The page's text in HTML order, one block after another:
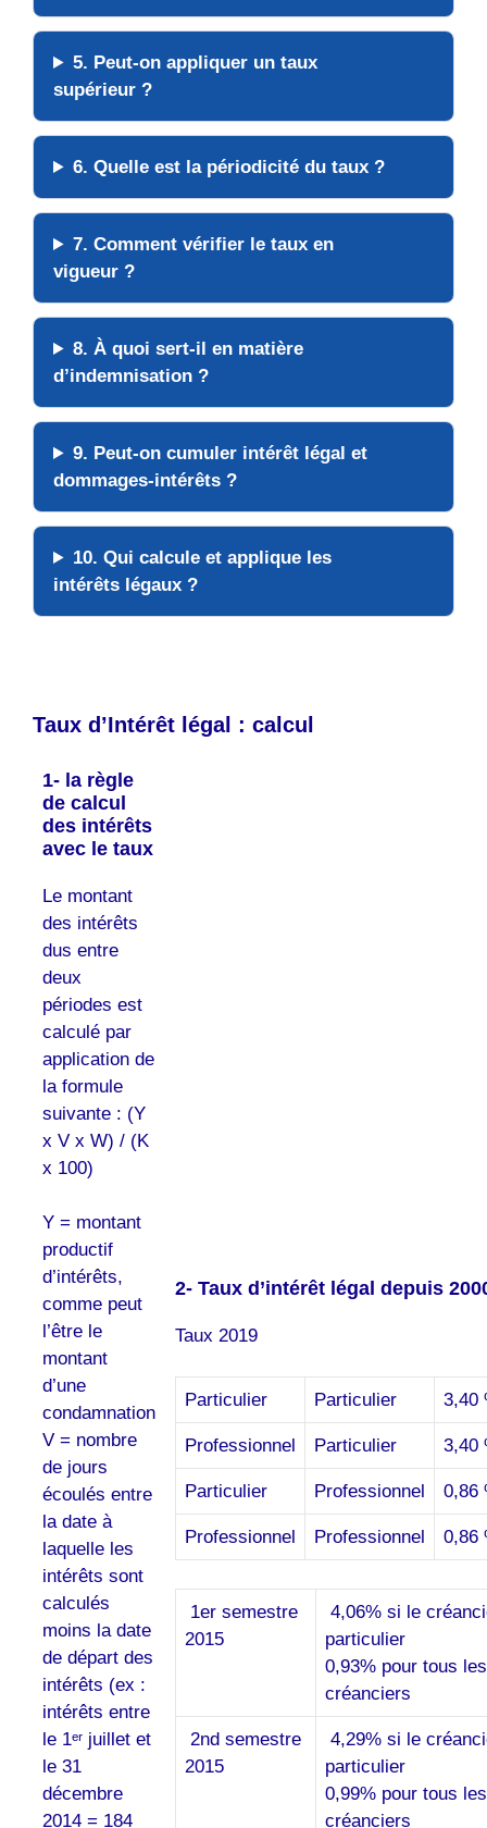
5. Peut-on appliquer un taux
supérieur ?
6. Quelle est la périodicité du taux ?
7. Comment vérifier le taux en
vigueur ?
8. À quoi sert-il en matière
d’indemnisation ?
9. Peut-on cumuler intérêt légal et
dommages-intérêts ?
10. Qui calcule et applique les
intérêts légaux ?
Taux d’Intérêt légal : calcul
1- la règle
de calcul
des intérêts
avec le taux
Le montant
des intérêts
dus entre
deux
périodes est
calculé par
application de
la formule
suivante : (Y
x V x W) / (K
x 100)
Y = montant
productif
d’intérêts,
comme peut
l’être le
montant
d’une
condamnation
V = nombre
de jours
écoulés entre
la date à
laquelle les
intérêts sont
calculés
moins la date
de départ des
intérêts (ex :
intérêts entre
le 1ᵉʳ juillet et
le 31
décembre
2014 = 184
2- Taux d’intérêt légal depuis
Taux 2019
Particulier Particulier 3,40
Professionnel Particulier 3,40
Particulier Professionnel 0,86
Professionnel Professionnel 0,86
1er semestre
2015
4,06% si le
particulier
0,93% pour tous
créanciers
2nd semestre
2015
4,29% si le
particulier
0,99% pour tous
créanciers